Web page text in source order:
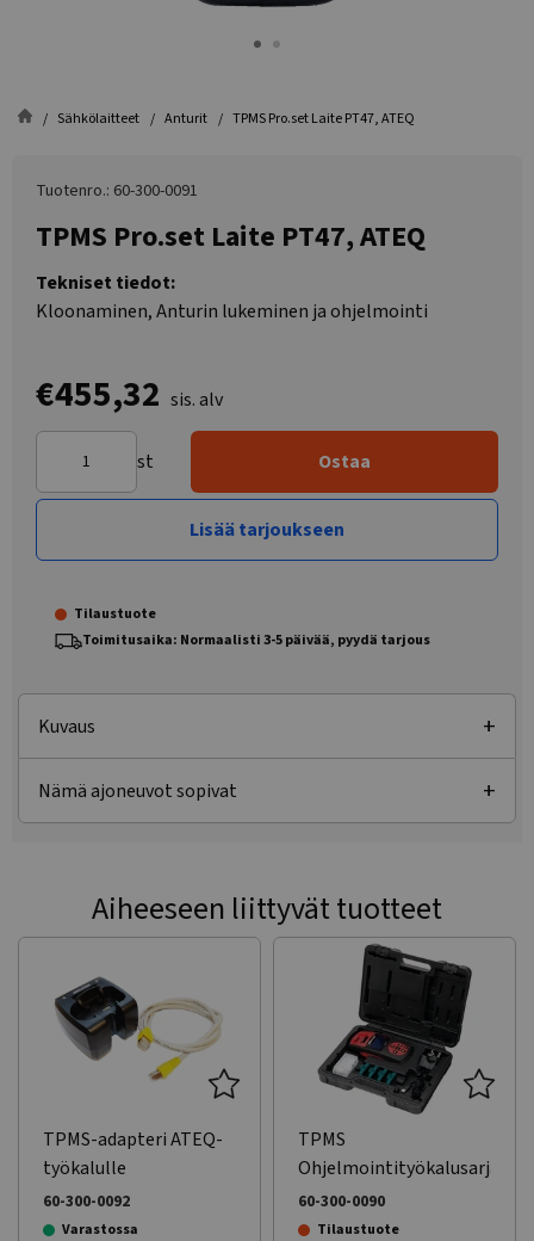
Sähkölaitteet Anturit TPMS Pro.set Laite PT47, ATEQ
Tuotenro.: 60-300-0091
TPMS Pro.set Laite PT47, ATEQ
Tekniset tiedot:
Kloonaminen, Anturin lukeminen ja ohjelmointi
€455,32 sis. alv
st Ostaa
Lisää tarjoukseen
Tilaustuote
Toimitusaika: Normaalisti 3-5 päivää, pyydä tarjous
Kuvaus
Nämä ajoneuvot sopivat
Aiheeseen liittyvät tuotteet
TPMS-adapteri ATEQ-
työkalulle
60-300-0092
Varastossa
TPMS
Ohjelmointityökalusarja
60-300-0090
Tilaustuote